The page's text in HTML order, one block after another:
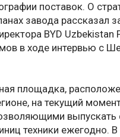
поставок. О
завода рассказал
BYD Uzbekistan
в ходе интервью с
площадка,
на текущий
выпускать
техники ежегодно.